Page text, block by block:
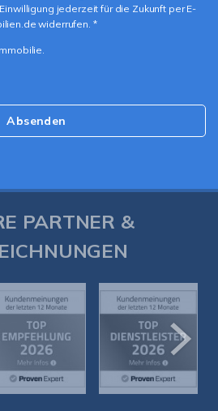
jederzeit für die Zukunft per E-
widerrufen. *
Absenden
PARTNER &